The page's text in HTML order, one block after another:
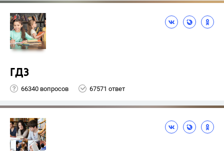
ГДЗ
66340 вопросов 67571 ответ